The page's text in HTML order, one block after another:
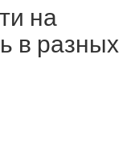
на
в разных